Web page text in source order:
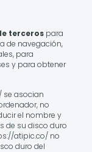
tercerospara
de navegación,
para
y para obtener
se asocian
no
el nombre y
de su disco duro
atipic.co/ no
duro del